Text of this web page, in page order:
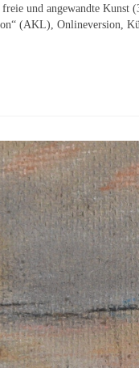
und angewandte Kunst
(AKL), Onlineversion,